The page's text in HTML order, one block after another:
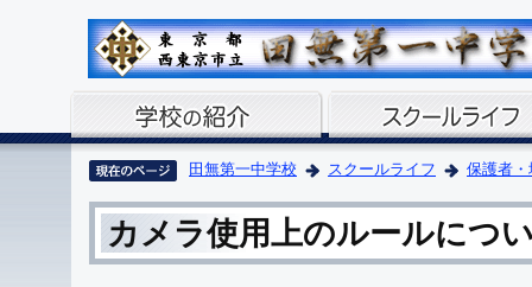
田無第一中学校 スクールライフ 保護者
カメラ使用上のルールにつ